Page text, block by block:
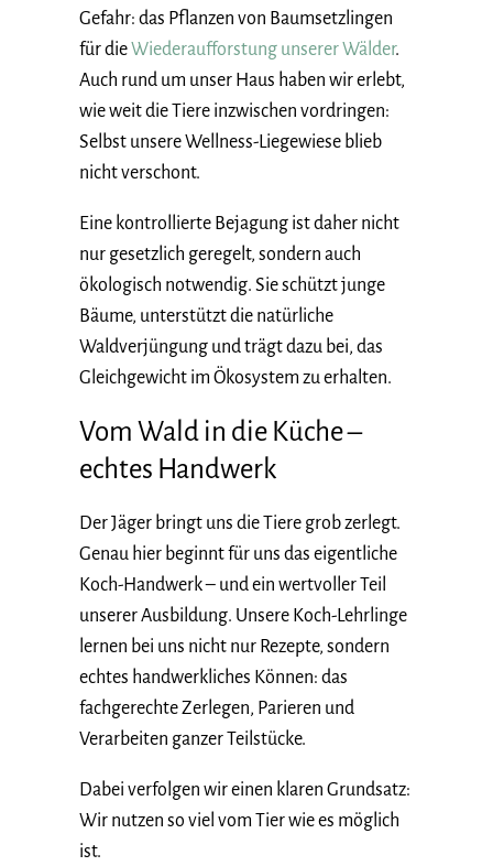
Gefahr: das Pflanzen von Baumsetzlingen
für dieWiederaufforstung unserer Wälder.
Auch rund um unser Haus haben wir erlebt,
wie weit die Tiere inzwischen vordringen:
Selbst unsere Wellness-Liegewiese blieb
nicht verschont.
Eine kontrollierte Bejagung ist daher nicht
nur gesetzlich geregelt, sondern auch
ökologisch notwendig. Sie schützt junge
Bäume, unterstützt die natürliche
Waldverjüngung und trägt dazu bei, das
Gleichgewicht im Ökosystem zu erhalten.
Vom Wald in die Küche –
echtes Handwerk
Der Jäger bringt uns die Tiere grob zerlegt.
Genau hier beginnt für uns das eigentliche
Koch-Handwerk – und ein wertvoller Teil
unserer Ausbildung. Unsere Koch-Lehrlinge
lernen bei uns nicht nur Rezepte, sondern
echtes handwerkliches Können: das
fachgerechte Zerlegen, Parieren und
Verarbeiten ganzer Teilstücke.
Dabei verfolgen wir einen klaren Grundsatz:
Wir nutzen so viel vom Tier wie es möglich
ist.